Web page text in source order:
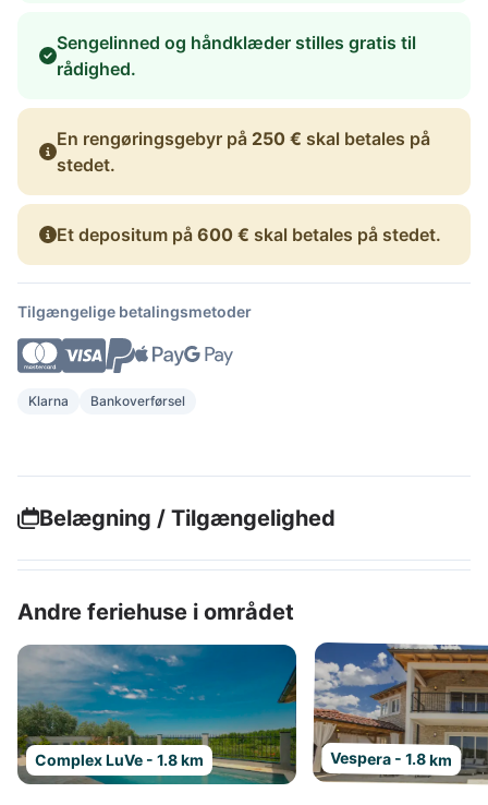
Sengelinned og håndklæder stilles gratis til
rådighed.
En rengøringsgebyr på 250 € skal betales på
stedet.
Et depositum på 600 € skal betales på stedet.
Tilgængelige betalingsmetoder
Klarna Bankoverførsel
Belægning / Tilgængelighed
Andre feriehuse i området
Complex LuVe - 1.8 km Vespera - 1.8 km